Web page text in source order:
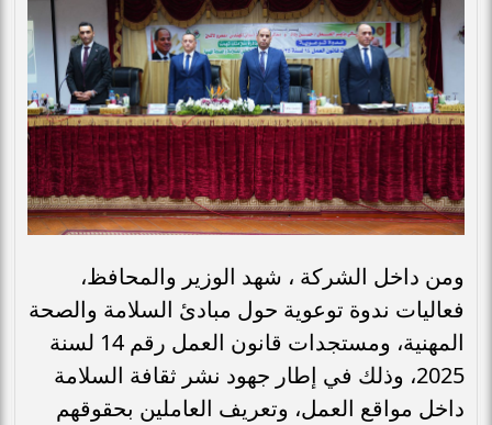
ومن داخل الشركة ، شهد الوزير والمحافظ،
فعاليات ندوة توعوية حول مبادئ السلامة والصحة
المهنية، ومستجدات قانون العمل رقم 14 لسنة
2025، وذلك في إطار جهود نشر ثقافة السلامة
داخل مواقع العمل، وتعريف العاملين بحقوقهم